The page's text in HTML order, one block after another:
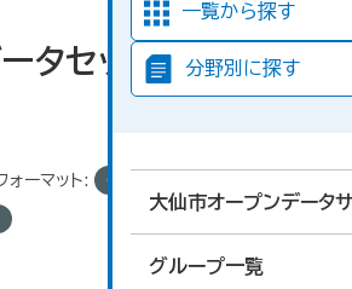
一覧から探す
分野別に探す
大仙市オープンデータ
グループ一覧
タセットが見つか
ォーマット: CSV